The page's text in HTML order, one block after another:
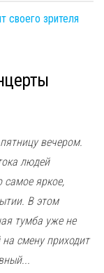
вечером.
людей
самое яркое,
В этом
тумба уже не
смену приходит